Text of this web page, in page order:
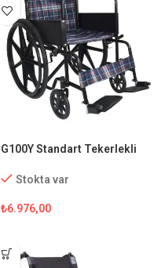
G100Y Standart Tekerlekli
Stokta var
₺6.976,00